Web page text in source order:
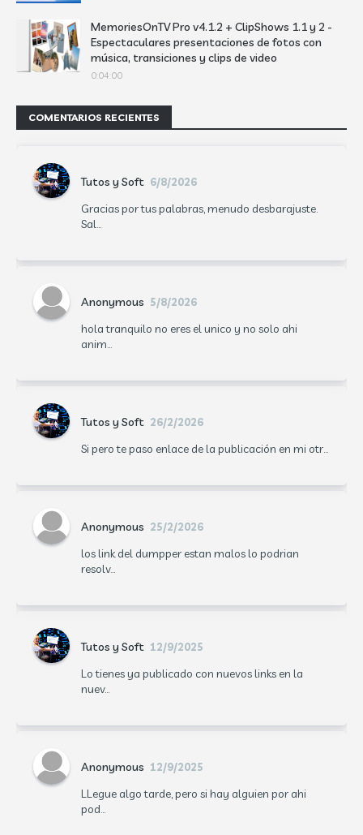
MemoriesOnTV Pro v4.1.2 + ClipShows 1.1 y 2 -
Espectaculares presentaciones de fotos con
música, transiciones y clips de video
0:04:00
COMENTARIOS RECIENTES
Tutos y Soft 6/8/2026
Gracias por tus palabras, menudo desbarajuste.
Sal...
Anonymous 5/8/2026
hola tranquilo no eres el unico y no solo ahi
anim...
Tutos y Soft 26/2/2026
Si pero te paso enlace de la publicación en mi otr...
Anonymous 25/2/2026
los link del dumpper estan malos lo podrian
resolv...
Tutos y Soft 12/9/2025
Lo tienes ya publicado con nuevos links en la
nuev...
Anonymous 12/9/2025
LLegue algo tarde, pero si hay alguien por ahi
pod...